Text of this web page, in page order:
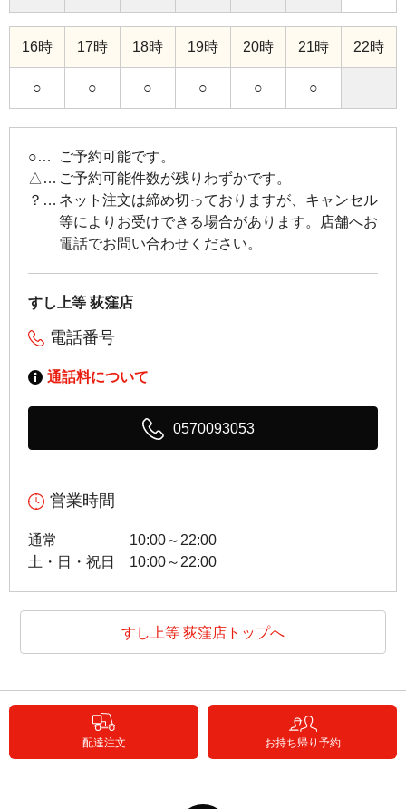
16時 17時 18時 19時 20時 21時 22時
○ ○ ○ ○ ○ ○
○
ご予約可能です。
△
ご予約可能件数が残りわずかです。
？
ネット注文は締め切っておりますが、キャンセル
等によりお受けできる場合があります。店舗へお
電話でお問い合わせください。
すし上等 荻窪店
電話番号
通話料について
0570093053
営業時間
通常
10:00～22:00
土・日・祝日
10:00～22:00
すし上等 荻窪店トップへ
配達注文 お持ち帰り予約